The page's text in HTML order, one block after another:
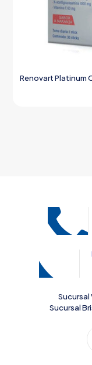
Renovart Platinum
Sucursal
Sucursal